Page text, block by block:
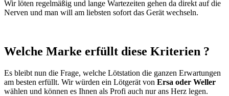
Wir löten regelmäßig und lange Wartezeiten gehen da direkt auf die
Nerven und man will am liebsten sofort das Gerät wechseln.
Welche Marke erfüllt diese Kriterien ?
Es bleibt nun die Frage, welche Lötstation die ganzen Erwartungen
am besten erfüllt. Wir würden ein Lötgerät von Ersa oder Weller
wählen und können es Ihnen als Profi auch nur ans Herz legen.